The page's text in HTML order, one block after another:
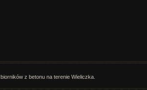
z betonu na terenie Wieliczka.